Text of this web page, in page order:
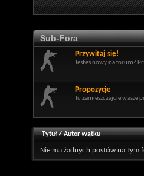
Sub-Fora
Przywitaj się!
Jesteś nowy na forum?
Propozycje
Tu zamieszczajcie wasze
Tytuł/Autor wątku
Nie ma żadnych postów na tym